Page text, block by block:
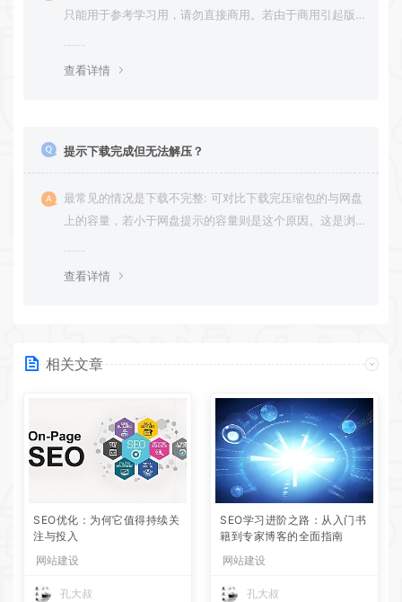
只能用于参考学习用，请勿直接商用。若由于商用引起版
查看详情
提示下载完成但无法解压？
最常见的情况是下载不完整: 可对比下载完压缩包的与网盘
上的容量，若小于网盘提示的容量则是这个原因。这是浏
查看详情
相关文章
SEO优化：为何它值得持续关
注与投入
网站建设
孔大叔
SEO学习进阶之路：从入门书
籍到专家博客的全面指南
网站建设
孔大叔